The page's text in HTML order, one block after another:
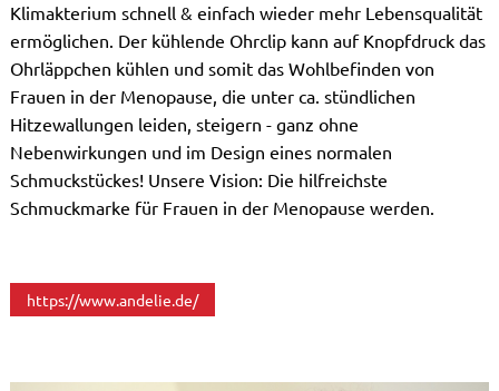
Klimakterium schnell & einfach wieder mehr Lebensqualität
ermöglichen. Der kühlende Ohrclip kann auf Knopfdruck das
Ohrläppchen kühlen und somit das Wohlbefinden von
Frauen in der Menopause, die unter ca. stündlichen
Hitzewallungen leiden, steigern - ganz ohne
Nebenwirkungen und im Design eines normalen
Schmuckstückes! Unsere Vision: Die hilfreichste
Schmuckmarke für Frauen in der Menopause werden.
https://www.andelie.de/